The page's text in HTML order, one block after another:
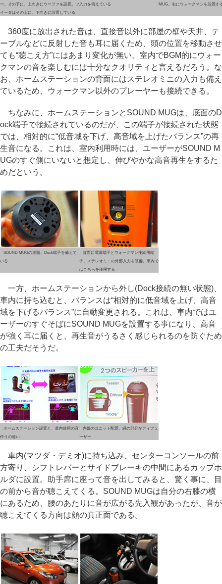
ー。その下に、上向きにウーファを設置。ツ
イータはその上に、下向きに設置している
入力を備えている MUG、右にウォークマンを設置す
360度に放出された音は、直接音以外に部屋の壁や天井、テ
ーブルなどに反射した音も耳に届くため、頭の位置を移動させ
ても“聴こえ方”にはあまり変化が無い。室内でBGM的にウォー
クマンの音を楽しむには十分なクオリティと言えるだろう。な
お、ホームステーションの背面にはステレオミニの入力も備え
ているため、ウォークマン以外のプレーヤーも接続できる。
ちなみに、ホームステーションとSOUND MUGは、底面のD
ock端子で接続されているのだが、この端子が接続された状態
では、相対的に“低音域を下げ、高音域を上げたバランス”の再
生音になる。これは、室内利用時には、ユーザーがSOUND M
UGのすぐ側にいないと想定し、伸びやかな高音再生をするた
めだという。
SOUND MUGの底面。Dock端子を備えて
いる
背面に電源端子とウォークマン接続用端
子、ステレオミニの外部入力を装備。車内で
はこちらを使用する
一方、ホームステーションから外し(Dock接続の無い状態)、
車内に持ち込むと、バランスは“相対的に低音域を上げ、高音
域を下げるバランス”に自動変更される。これは、車内ではユ
ーザーのすぐそばにSOUND MUGを設置する事になり、高音
が強く耳に届くと、再生音がうるさく感じられるのを防ぐため
の工夫だそうだ。
ホームステーション設置と、車内使用の音
作りの違い
内部のユニット配置。緑の部分がディフュ
ーザー
車内(マツダ・デミオ)に持ち込み、センターコンソールの前
方寄り、シフトレバーとサイドブレーキの中間にあるカップホ
ルダに設置。助手席に座って音を出してみると、驚く事に、目
の前から音が聴こえてくる。SOUND MUGは自分の右膝の横
にあるため、腰のあたりに音が広がる先入観があったが、音が
聴こえてくる方向は顔の真正面である。